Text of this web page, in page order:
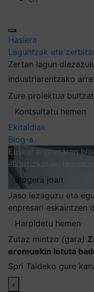
Hasiera
Laguntzak eta
Zertan lagun
industriarentzako
Zure proiektua
Kontsultatu hemen
Ekitaldiak
Blog-a
Euskal enpresaren
elkarrizketak,
Blogera joan
Jaso iezaguzu eta
enpresari eskaintzen
Harpidetu hemen
Zutaz mintzo (gara)
eremuekin lotuta
Spri Taldeko gure
‹